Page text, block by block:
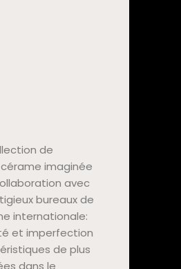
de
imaginée
avec
bureaux de
internationale:
et imperfection
de plus
dans le